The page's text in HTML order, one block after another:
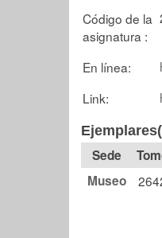
Código de la
asignatura :
En línea:
Link:
Museo